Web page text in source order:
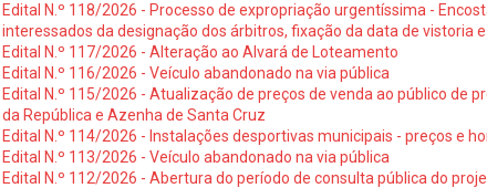
Edital N.º 118/2026 - Processo de expropriação urgentíssima -
interessados da designação dos árbitros, fixação da data de vistoria
Edital N.º 117/2026 - Alteração ao Alvará de Loteamento
Edital N.º 116/2026 - Veículo abandonado na via pública
Edital N.º 115/2026 - Atualização de preços de venda ao público de
da República e Azenha de Santa Cruz
Edital N.º 114/2026 - Instalações desportivas municipais - preços e
Edital N.º 113/2026 - Veículo abandonado na via pública
Edital N.º 112/2026 - Abertura do período de consulta pública do